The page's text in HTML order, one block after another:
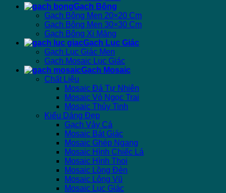
Gạch Bông
Gạch Bông Men 20×20 Cm
Gạch Bông Men 30×30 Cm
Gạch Bông Xi Măng
Gạch Lục Giác
Gạch Lục Giác Men
Gạch Mosaic Lục Giác
Gạch Mosaic
Chất Liệu
Mosaic Đá Tự Nhiên
Mosaic Vỏ Ngọc Trai
Mosaic Thủy Tinh
Kiểu Dáng Đẹp
Gạch Vảy Cá
Mosaic Bát Giác
Mosaic Ghép Ngang
Mosaic Hình Chiếc Lá
Mosaic Hình Thoi
Mosaic Lồng Đèn
Mosaic Lông Vũ
Mosaic Lục Giác